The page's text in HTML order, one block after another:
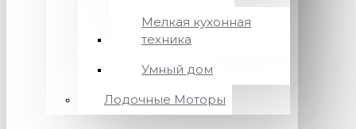
Мелкая кухонная
техника
Умный дом
Лодочные Моторы